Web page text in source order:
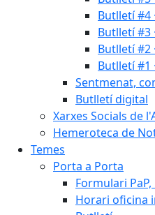
Butlletí #4
Butlletí #3
Butlletí #2
Butlletí #1
Sentmenat,
Butlletí digital
Xarxes Socials de
Hemeroteca de
Temes
Porta a Porta
Formulari
Horari oficina